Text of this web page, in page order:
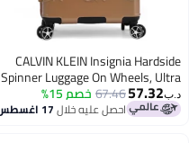
4
CALVIN KLEIN Insignia Hardside
Spinner Luggage On Wheels, Ultra
Lightweight ABS, 4 Double Wheels
د.ب‏57.32
67.46خصم 15%
احصل عليه خلال17 اغسطس